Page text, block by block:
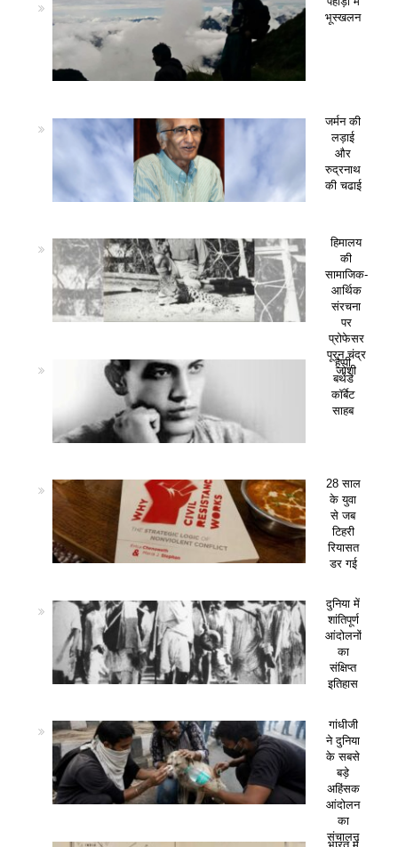
भूस्खलन
जर्मन की
लड़ाई
और
रुद्रनाथ
की चढाई
हिमालय
की
सामाजिक-
आर्थिक
संरचना
पर
प्रोफेसर
पूरन चंद्र
जोशी
हैप्पी
बर्थडे
कॉर्बेट
साहब
28 साल
के युवा
से जब
टिहरी
रियासत
डर गई
दुनिया में
शांतिपूर्ण
आंदोलनों
का
संक्षिप्त
इतिहास
गांधीजी
ने दुनिया
के सबसे
बड़े
अहिंसक
आंदोलन
का
संचालन